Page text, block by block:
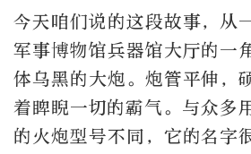
今天咱们说的这段故事，从
军事博物馆兵器馆大厅的一
体乌黑的大炮。炮管平伸，
着睥睨一切的霸气。与众
的火炮型号不同，它的名字